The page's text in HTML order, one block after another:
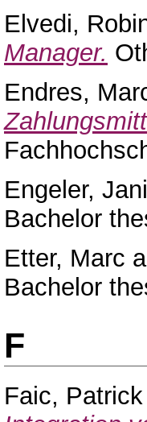
Elvedi,
Manager.
Endres,
Engeler,
Bachelor
Etter, Marc
Bachelor
F
Faic, Patrick